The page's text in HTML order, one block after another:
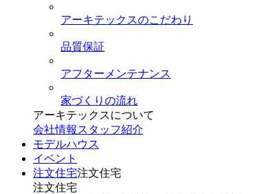
アーキテックスのこだわり
品質保証
アフターメンテナンス
家づくりの流れ
アーキテックスについて
会社情報 スタッフ紹介
モデルハウス
イベント
注文住宅注文住宅
注文住宅